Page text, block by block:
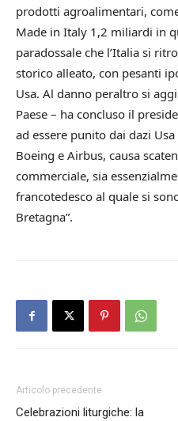
prodotti agroalimentari,
Made in Italy 1,2 miliardi in
paradossale che l’Italia si
storico alleato, con pesanti
Usa. Al danno peraltro si
Paese – ha concluso il
ad essere punito dai dazi
Boeing e Airbus, causa
commerciale, sia
francotedesco al quale si
Bretagna”.
Articolo precedente
Celebrazioni liturgiche: la